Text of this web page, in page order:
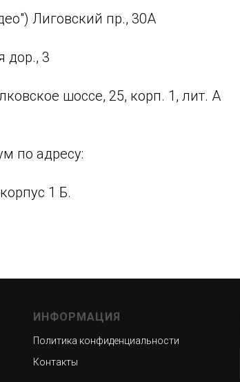
Лиговский пр., 30А
дор., 3
шоссе, 25, корп. 1, лит. А
по адресу:
1 Б.
ИНФОРМАЦИЯ
Политика конфиденциальности
Контакты